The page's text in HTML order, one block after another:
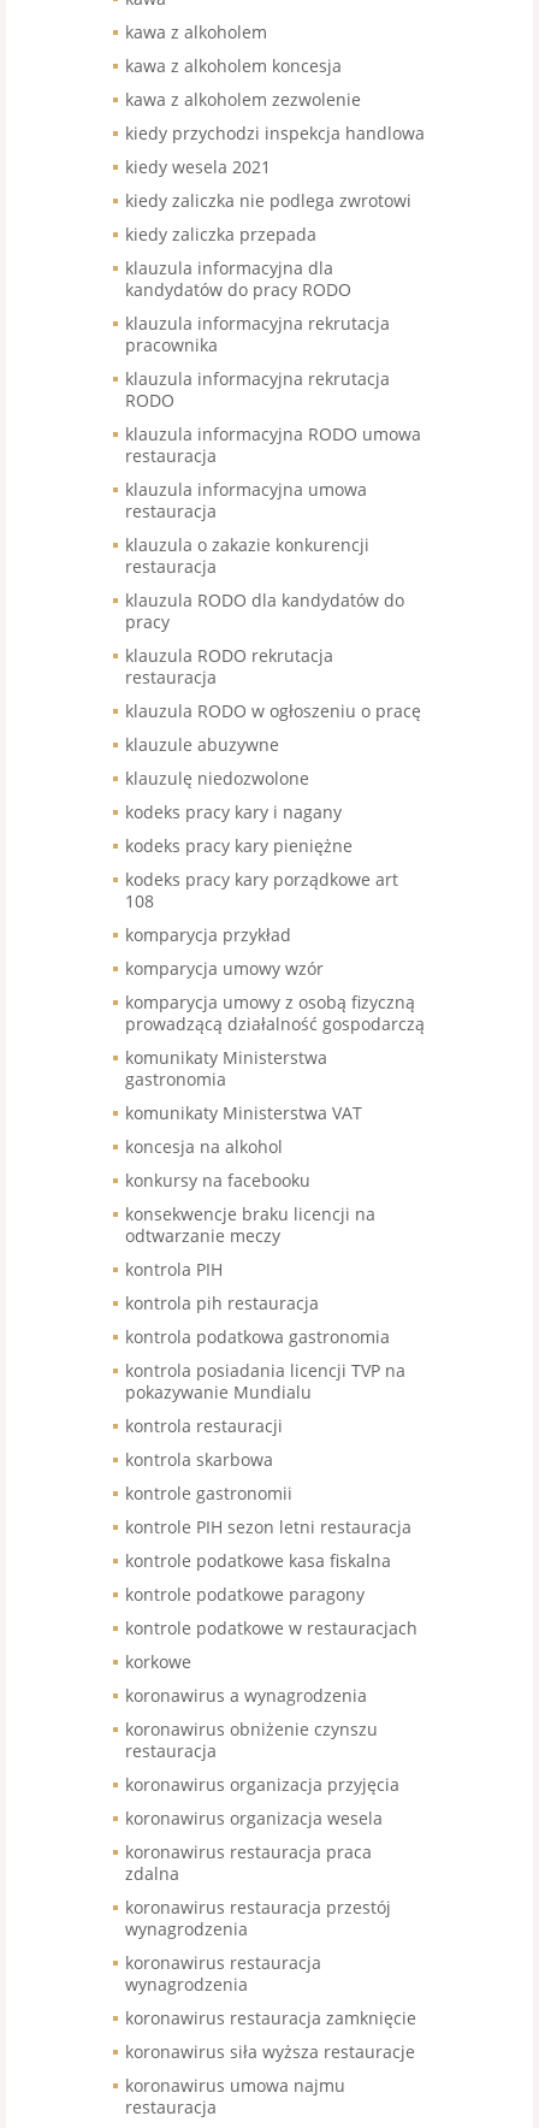
kawa z alkoholem
kawa z alkoholem koncesja
kawa z alkoholem zezwolenie
kiedy przychodzi inspekcja handlowa
kiedy wesela 2021
kiedy zaliczka nie podlega zwrotowi
kiedy zaliczka przepada
klauzula informacyjna dla
kandydatów do pracy RODO
klauzula informacyjna rekrutacja
pracownika
klauzula informacyjna rekrutacja
RODO
klauzula informacyjna RODO umowa
restauracja
klauzula informacyjna umowa
restauracja
klauzula o zakazie konkurencji
restauracja
klauzula RODO dla kandydatów do
pracy
klauzula RODO rekrutacja
restauracja
klauzula RODO w ogłoszeniu o pracę
klauzule abuzywne
klauzulę niedozwolone
kodeks pracy kary i nagany
kodeks pracy kary pieniężne
kodeks pracy kary porządkowe art
108
komparycja przykład
komparycja umowy wzór
komparycja umowy z osobą fizyczną
prowadzącą działalność gospodarczą
komunikaty Ministerstwa
gastronomia
komunikaty Ministerstwa VAT
koncesja na alkohol
konkursy na facebooku
konsekwencje braku licencji na
odtwarzanie meczy
kontrola PIH
kontrola pih restauracja
kontrola podatkowa gastronomia
kontrola posiadania licencji TVP na
pokazywanie Mundialu
kontrola restauracji
kontrola skarbowa
kontrole gastronomii
kontrole PIH sezon letni restauracja
kontrole podatkowe kasa fiskalna
kontrole podatkowe paragony
kontrole podatkowe w restauracjach
korkowe
koronawirus a wynagrodzenia
koronawirus obniżenie czynszu
restauracja
koronawirus organizacja przyjęcia
koronawirus organizacja wesela
koronawirus restauracja praca
zdalna
koronawirus restauracja przestój
wynagrodzenia
koronawirus restauracja
wynagrodzenia
koronawirus restauracja zamknięcie
koronawirus siła wyższa restauracje
koronawirus umowa najmu
restauracja